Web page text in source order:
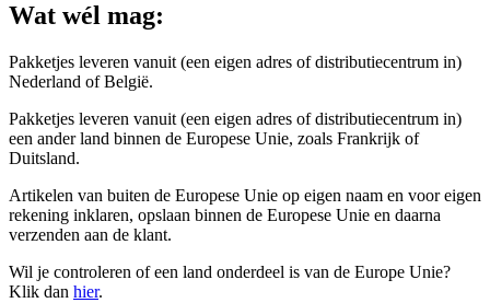
Wat wél mag:
Pakketjes leveren vanuit (een eigen adres of distributiecentrum in)
Nederland of België.
Pakketjes leveren vanuit (een eigen adres of distributiecentrum in)
een ander land binnen de Europese Unie, zoals Frankrijk of
Duitsland.
Artikelen van buiten de Europese Unie op eigen naam en voor eigen
rekening inklaren, opslaan binnen de Europese Unie en daarna
verzenden aan de klant.
Wil je controleren of een land onderdeel is van de Europe Unie?
Klik dan hier.